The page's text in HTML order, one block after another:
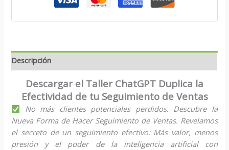
Descripción
Descargar el Taller ChatGPT Duplica la
Efectividad de tu Seguimiento de Ventas
No más clientes potenciales perdidos. Descubre la
Nueva Forma de Hacer Seguimiento de Ventas. Revelamos
el secreto de un seguimiento efectivo: Más valor, menos
presión y el poder de la inteligencia artificial con